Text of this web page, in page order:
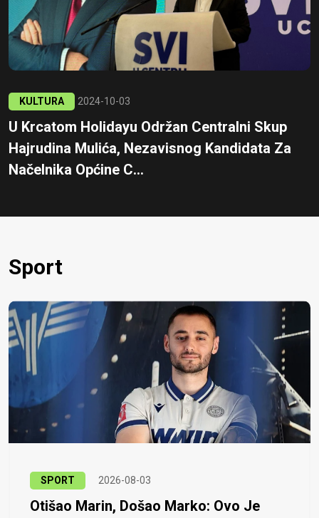
KULTURA 2024-10-03
U Krcatom Holidayu Održan Centralni Skup
Hajrudina Mulića, Nezavisnog Kandidata Za
Načelnika Općine C...
Sport
SPORT 2026-08-03
Otišao Marin, Došao Marko: Ovo Je